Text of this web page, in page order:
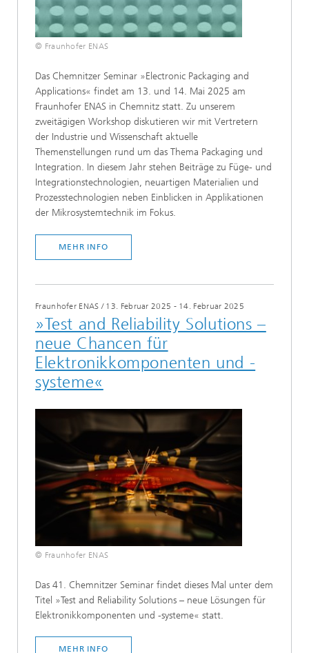
© Fraunhofer ENAS
Das Chemnitzer Seminar »Electronic Packaging and
Applications« findet am 13. und 14. Mai 2025 am
Fraunhofer ENAS in Chemnitz statt. Zu unserem
zweitägigen Workshop diskutieren wir mit Vertretern
der Industrie und Wissenschaft aktuelle
Themenstellungen rund um das Thema Packaging und
Integration. In diesem Jahr stehen Beiträge zu Füge- und
Integrationstechnologien, neuartigen Materialien und
Prozesstechnologien neben Einblicken in Applikationen
der Mikrosystemtechnik im Fokus.
MEHR INFO
Fraunhofer ENAS / 13. Februar 2025 - 14. Februar 2025
»Test and Reliability Solutions –
neue Chancen für
Elektronikkomponenten und -
systeme«
© Fraunhofer ENAS
Das 41. Chemnitzer Seminar findet dieses Mal unter dem
Titel »Test and Reliability Solutions – neue Lösungen für
Elektronikkomponenten und -systeme« statt.
MEHR INFO